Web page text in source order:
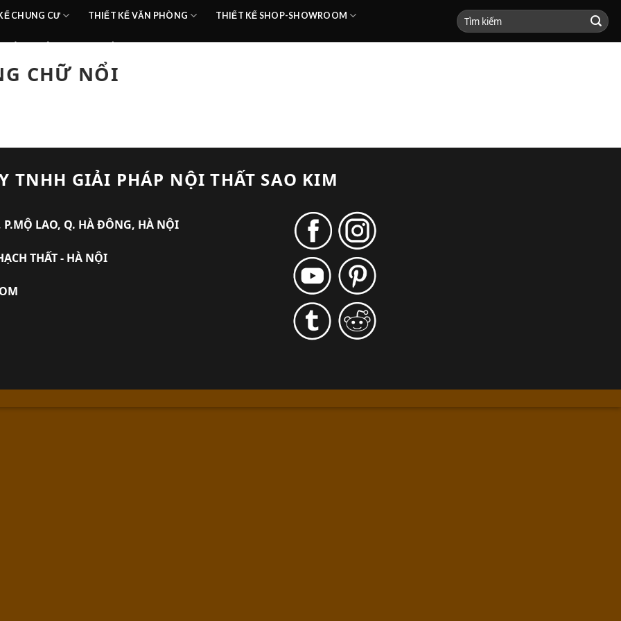
CHUNG CƯ THIẾT KẾ VĂN PHÒNG THIẾT KẾ SHOP-SHOWROOM
CHỮ NỔI
TNHH GIẢI PHÁP NỘI THẤT SAO KIM
P.MỘ LAO, Q. HÀ ĐÔNG, HÀ NỘI
THẤT - HÀ NỘI